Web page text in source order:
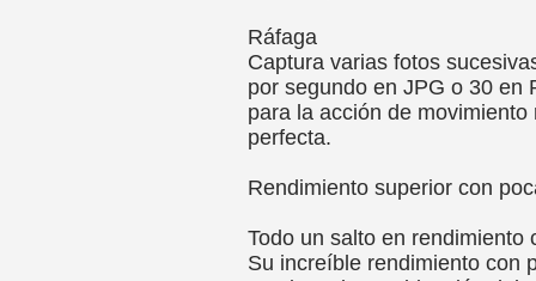
Ráfaga
Captura varias fotos
por segundo en JPG o 30 en
para la acción de
perfecta.
Rendimiento superior con
Todo un salto en rendimiento
Su increíble rendimiento con